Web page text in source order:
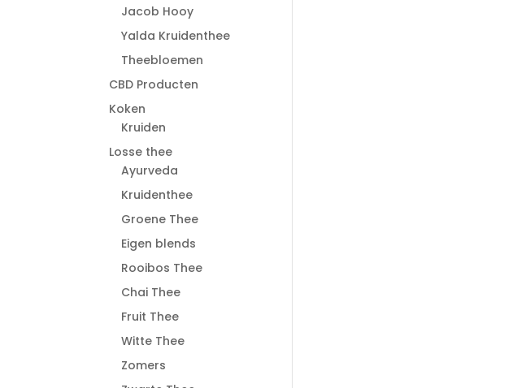
Jacob Hooy
Yalda Kruidenthee
Theebloemen
CBD Producten
Koken
Kruiden
Losse thee
Ayurveda
Kruidenthee
Groene Thee
Eigen blends
Rooibos Thee
Chai Thee
Fruit Thee
Witte Thee
Zomers